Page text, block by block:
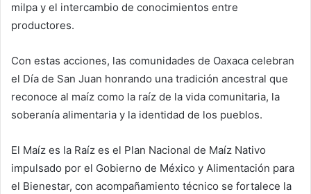
milpa y el intercambio de conocimientos entre
productores.
Con estas acciones, las comunidades de Oaxaca celebran
el Día de San Juan honrando una tradición ancestral que
reconoce al maíz como la raíz de la vida comunitaria, la
soberanía alimentaria y la identidad de los pueblos.
El Maíz es la Raíz es el Plan Nacional de Maíz Nativo
impulsado por el Gobierno de México y Alimentación para
el Bienestar, con acompañamiento técnico se fortalece la